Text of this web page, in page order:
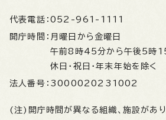
代表電話： 052-961-1111
開庁時間： 月曜日から金曜日
午前8時45分から午後5時
休日・祝日・年末年始を除く
法人番号： 3000020231002
(注)開庁時間が異なる組織、施設があ